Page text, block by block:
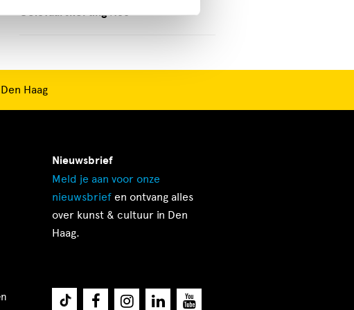
OoievaarskortingNee
Haag
Nieuwsbrief
Meld je aan voor onze
nieuwsbrief en ontvang alles
over kunst & cultuur in Den
Haag.